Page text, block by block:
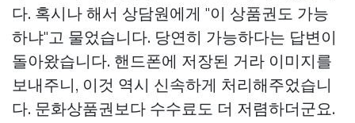
다. 혹시나 해서 상담원에게 "이 상품권도 가능
하냐"고 물었습니다. 당연히 가능하다는 답변이
돌아왔습니다. 핸드폰에 저장된 거라 이미지를
보내주니, 이것 역시 신속하게 처리해주었습니
다. 문화상품권보다 수수료도 더 저렴하더군요.